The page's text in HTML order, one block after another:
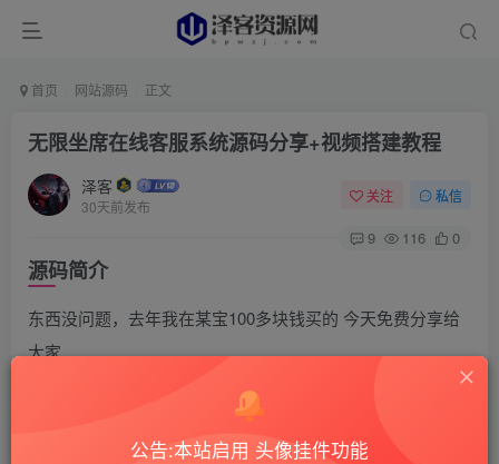
首页 网站源码 正文
无限坐席在线客服系统源码分享+视频搭建教程
泽客
30天前发布
关注 私信
9 116 0
源码简介
东西没问题，去年我在某宝100多块钱买的 今天免费分享给
大家
公告:本站启用 头像挂件功能